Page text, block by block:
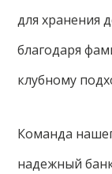
для хранения
благодаря
клубному
Команда
надежный